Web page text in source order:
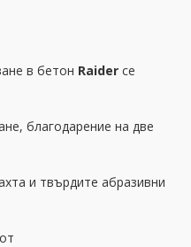
в бетон Raider се
благодарение на две
и твърдите абразивни